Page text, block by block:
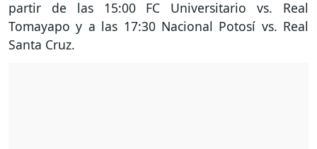
partir de las 15:00 FC Universitario vs. Real
Tomayapo y a las 17:30 Nacional Potosí vs. Real
Santa Cruz.